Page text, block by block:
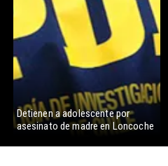
Detienen a adolescente por
asesinato de madre en Loncoche